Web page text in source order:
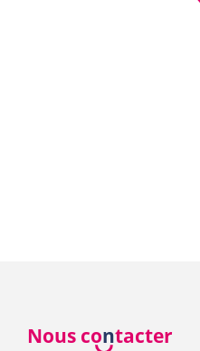
Nous contacter